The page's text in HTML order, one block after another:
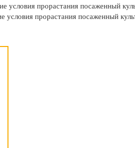
условия прорастания посаженный
условия прорастания посаженный